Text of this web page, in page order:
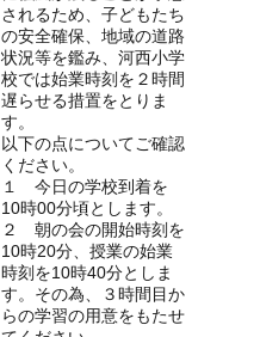
されるため、子どもたち
の安全確保、地域の道路
状況等を鑑み、河西小学
校では始業時刻を２時間
遅らせる措置をとりま
す。
以下の点についてご確認
ください。
１ 今日の学校到着を
10時00分頃とします。
２ 朝の会の開始時刻を
10時20分、授業の始業
時刻を10時40分としま
す。その為、３時間目か
らの学習の用意をもたせ